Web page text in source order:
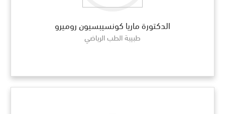
الدكتورة ماريا كونسيبسيون روميرو
طبيبة الطب الرياضي